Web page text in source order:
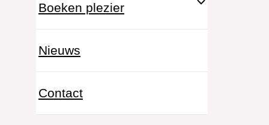
Boeken plezier
Nieuws
Contact